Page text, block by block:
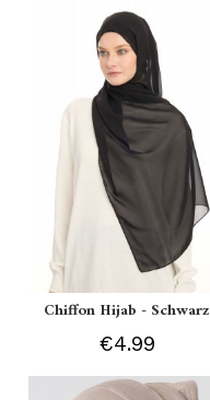
Chiffon Hijab - Schwarz
€4.99